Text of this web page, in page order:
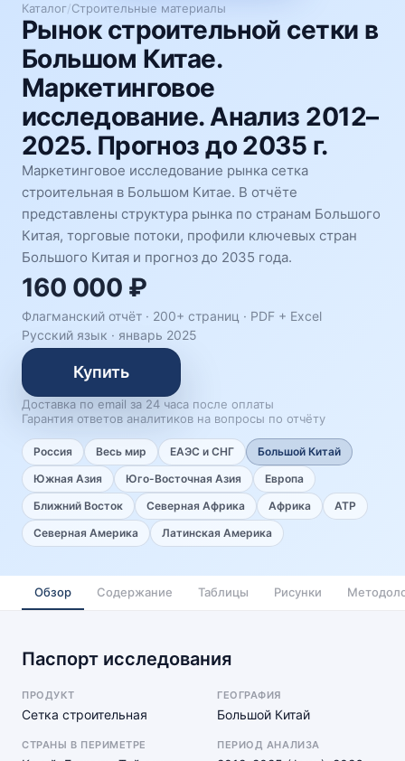
Каталог/Строительные материалы
Рынок строительной сетки в
Большом Китае.
Маркетинговое
исследование. Анализ 2012–
2025. Прогноз до 2035 г.
Маркетинговое исследование рынка сетка
строительная в Большом Китае. В отчёте
представлены структура рынка по странам Большого
Китая, торговые потоки, профили ключевых стран
Большого Китая и прогноз до 2035 года.
160 000 ₽
Флагманский отчёт · 200+ страниц · PDF + Excel
Русский язык · январь 2025
Купить
Доставка по email за 24 часа после оплаты
Гарантия ответов аналитиков на вопросы по отчёту
Россия Весь мир ЕАЭС и СНГ
Большой Китай
Южная Азия
Юго-Восточная Азия
Европа
Ближний Восток
Северная Африка Африка
АТР
Северная Америка
Латинская Америка
Обзор Содержание Таблицы Рисунки
Паспорт исследования
ПРОДУКТ
Сетка строительная
ГЕОГРАФИЯ
Большой Китай
СТРАНЫ В ПЕРИМЕТРЕ ПЕРИОД АНАЛИЗА